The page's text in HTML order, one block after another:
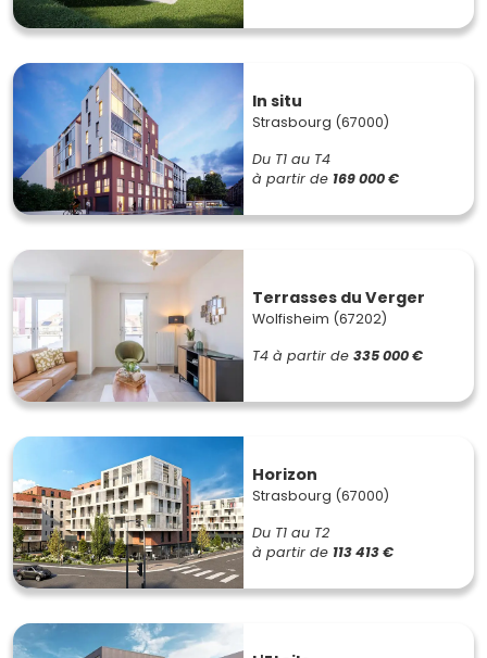
In situ
Strasbourg (67000)
Du T1 au T4
à partir de 169 000 €
Terrasses du Verger
Wolfisheim (67202)
T4 à partir de 335 000 €
Horizon
Strasbourg (67000)
Du T1 au T2
à partir de 113 413 €